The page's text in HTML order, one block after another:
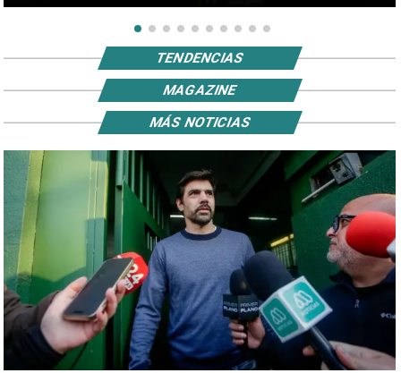
TENDENCIAS
MAGAZINE
MÁS NOTICIAS